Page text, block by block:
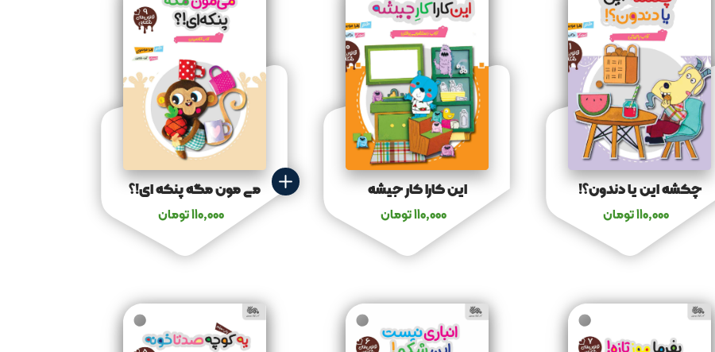
چکشه این یا دندون؟!
110,000تومان
این کارا کار جیشه
110,000تومان
می مون مگه پنکه ای!؟
110,000تومان